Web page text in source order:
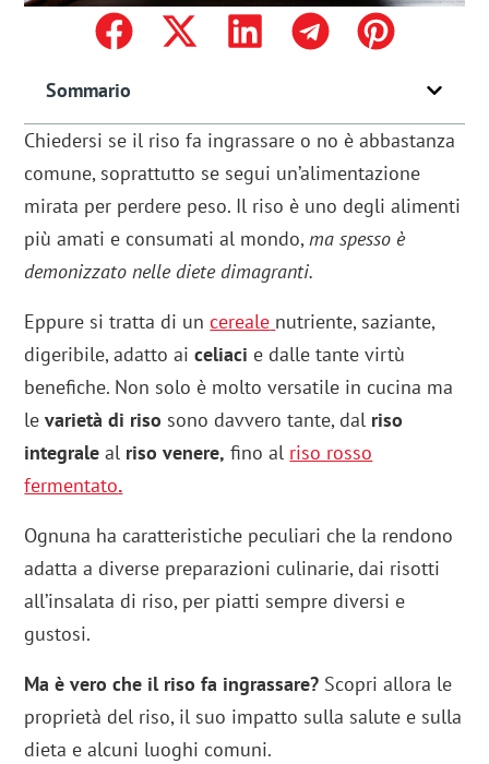
Sommario
Chiedersi se il riso fa ingrassare o no è abbastanza
comune, soprattutto se segui un’alimentazione
mirata per perdere peso. Il riso è uno degli alimenti
più amati e consumati al mondo,ma spesso è
demonizzato nelle diete dimagranti.
Eppure si tratta di uncereale nutriente, saziante,
digeribile, adatto aiceliaci e dalle tante virtù
benefiche. Non solo è molto versatile in cucina ma
levarietà di riso sono davvero tante, dal riso
integrale al riso venere, fino al riso rosso
fermentato.
Ognuna ha caratteristiche peculiari che la rendono
adatta a diverse preparazioni culinarie, dai risotti
all’insalata di riso, per piatti sempre diversi e
gustosi.
Ma è vero che il riso fa ingrassare? Scopri allora le
proprietà del riso, il suo impatto sulla salute e sulla
dieta e alcuni luoghi comuni.